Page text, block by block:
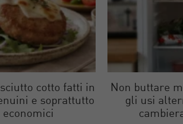
cotto fatti in
e soprattutto
Non buttare
gli usi